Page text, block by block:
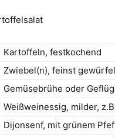
Kartoffeln, festkochend
Zwiebel(n), feinst
Gemüsebrühe oder
Weißweinessig, milder,
Dijonsenf, mit grünem